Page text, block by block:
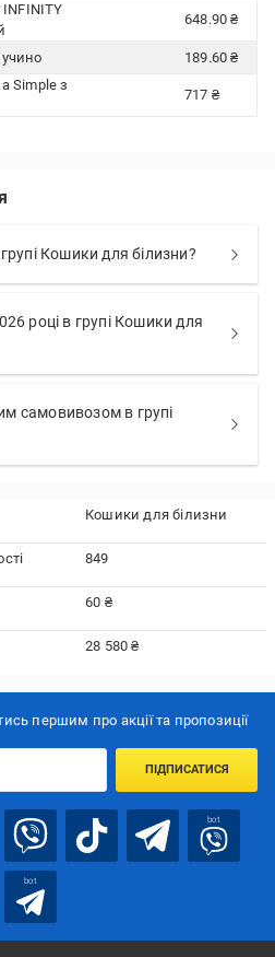
648.90 ₴
189.60 ₴
Simple з
717 ₴
Кошики для білизни?
році в групі Кошики для
самовивозом в групі
Кошики для білизни
849
60 ₴
28 580 ₴
першим про акції та пропозиції
ПІДПИСАТИСЯ
bot
bot